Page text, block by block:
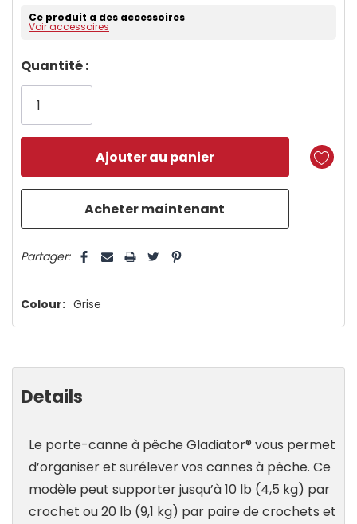
Ce produit a des accessoires
Voir accessoires
Dépêchez-
vous!
plus
Quantité :
Partager:
Colour: Grise
Details
Le porte-canne à pêche Gladiator® vous permet
d’organiser et surélever vos cannes à pêche. Ce
modèle peut supporter jusqu’à 10 lb (4,5 kg) par
crochet ou 20 lb (9,1 kg) par paire de crochets et